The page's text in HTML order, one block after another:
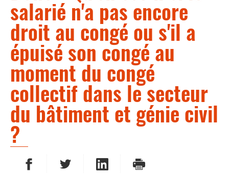
salarié n'a pas encore
droit au congé ou s'il a
épuisé son congé au
moment du congé
collectif dans le secteur
du bâtiment et génie civil
?
PARTAGER SUR FACEBOOK
PARTAGER SUR TWITTER
PARTAGER SUR LINKEDIN
IMPRIMER